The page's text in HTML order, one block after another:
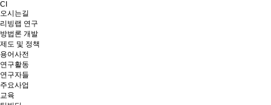
CI
오시는길
리빙랩 연구
방법론 개발
제도 및 정책
용어사전
연구활동
연구자들
주요사업
교육